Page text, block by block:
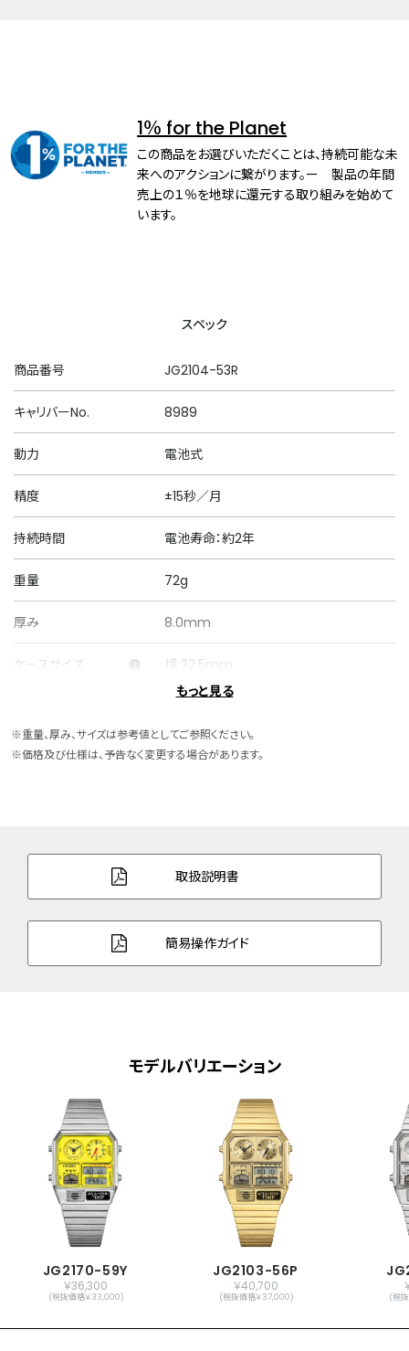
1％ for the Planet
この商品をお選びいただくことは、持続可能な未
来へのアクションに繋がります。ー 製品の年間
売上の１％を地球に還元する取り組みを始めて
います。
スペック
商品番号 JG2104-53R
キャリバーNo. 8989
動力 電池式
精度 ±15秒／月
持続時間 電池寿命：約2年
重量 72g
厚み 8.0mm
ケースサイズ 横 32.5mm
ケース表面処理 めっき(ウォームゴールド色)
バンド調整可能サイ
138～190mm
ガラス クリスタルガラス
パーペチュアルカレンダー
デイ＆デイト表示
日付早修正機能
12／24時間表示切替機能
1/1000秒クロノグラフ(12時間計)
デュアルタイム機能
メーカー保証
国際保証3年間(購入後1年以内にMY
もっと見る
※重量、厚み、サイズは参考値としてご参照ください。
※価格及び仕様は、予告なく変更する場合があります。
取扱説明書
簡易操作ガイド
モデルバリエーション
JG2170-59Y
￥36,300
(税抜価格￥33,000)
JG2103-56P
￥40,700
(税抜価格￥37,000) (税